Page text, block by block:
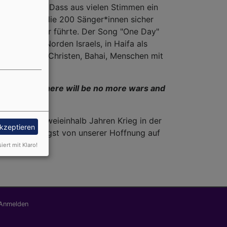
Klang. Dass aus vielen Stimmen ein
Anleiterin die 200 Sänger*innen sicher
führte. Der Song "One Day"
im Norden Israels, in Haifa als
Christen, Bahai, Menschen mit
no more, there will be no more wars and
nach zweieinhalb Jahren Krieg in der
alle Angst von unserer Hoffnung auf
mit Klaro!